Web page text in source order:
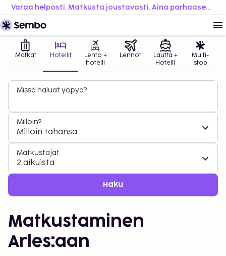
Varaa helposti. Matkusta joustavasti. Aina parhaaseen hintaan.
Matkat Hotellit
Lento +
hotelli
Lennot
Lautta +
Hotelli
Multi-
stop
Missä haluat yöpyä?
Milloin?
Milloin tahansa
Matkustajat
2 aikuista
Haku
Matkustaminen
Arles:aan